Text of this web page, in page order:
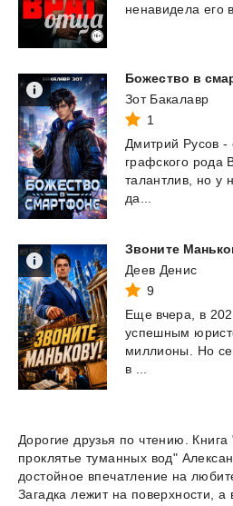
ненавидела его
Божество в
Зот Бакалавр
1
Дмитрий Русов -
графского рода
талантлив, но у
да...
Звоните
Деев Денис
9
Еще вчера, в
успешным
миллионы. Но
в ...
Дорогие друзья по чтению.
проклятье туманных вод"
достойное впечатление на
Загадка лежит на поверхности, а